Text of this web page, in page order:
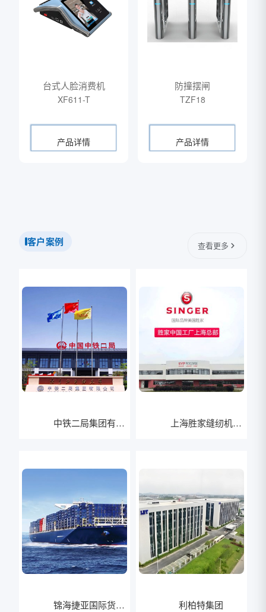
台式人脸消费机
XF611-T
产品详情
防撞摆闸
TZF18
产品详情
客户案例 查看更多
中铁二局集团有限
上海胜家缝纫机有
锦海捷亚国际货运
利柏特集团